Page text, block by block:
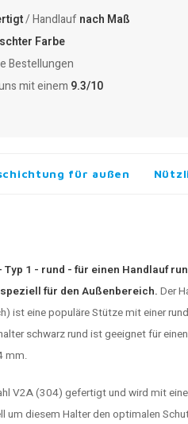
/ Handlaufnach Maß
Farbe
Bestellungen
mit einem 9.3/10
für außen
1 - rund - für einen Handlauf
für den Außenbereich. Der
ist eine populäre Stütze mit einer
schwarzrund ist geeignet für
mm.
V2A (304) gefertigt und wird mit
um diesem Halter den optimalen